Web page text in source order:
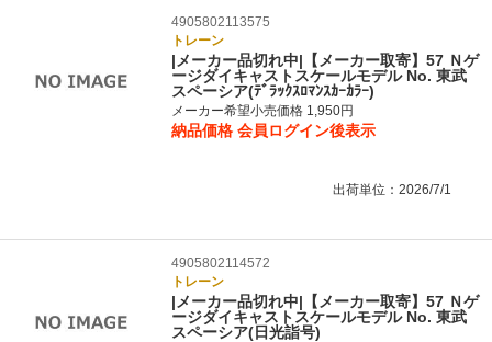
4905802113575
トレーン
|メーカー品切れ中|【メーカー取寄】57 Ｎゲ
ージダイキャストスケールモデル No. 東武
スペーシア(ﾃﾞﾗｯｸｽﾛﾏﾝｽｶｰｶﾗｰ)
メーカー希望小売価格 1,950円
納品価格 会員ログイン後表示
出荷単位：2026/7/1
4905802114572
トレーン
|メーカー品切れ中|【メーカー取寄】57 Ｎゲ
ージダイキャストスケールモデル No. 東武
スペーシア(日光詣号)